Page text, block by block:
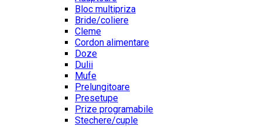
Bloc multipriza
Bride/coliere
Cleme
Cordon alimentare
Doze
Dulii
Mufe
Prelungitoare
Presetupe
Prize programabile
Stechere/cuple